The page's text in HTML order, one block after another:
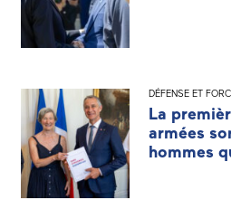
DÉFENSE ET
La
armées
hommes